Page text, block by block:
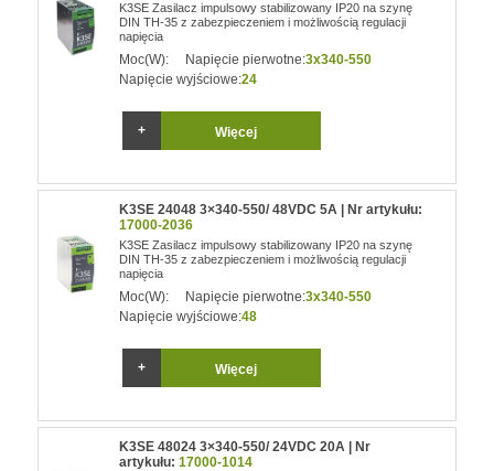
K3SE Zasilacz impulsowy stabilizowany IP20 na szynę
DIN TH-35 z zabezpieczeniem i możliwością regulacji
napięcia
Moc(W): Napięcie pierwotne:3x340-550
Napięcie wyjściowe:24
Więcej
K3SE 24048 3×340-550/ 48VDC 5A | Nr artykułu:
17000-2036
K3SE Zasilacz impulsowy stabilizowany IP20 na szynę
DIN TH-35 z zabezpieczeniem i możliwością regulacji
napięcia
Moc(W): Napięcie pierwotne:3x340-550
Napięcie wyjściowe:48
Więcej
K3SE 48024 3×340-550/ 24VDC 20A | Nr
artykułu:17000-1014